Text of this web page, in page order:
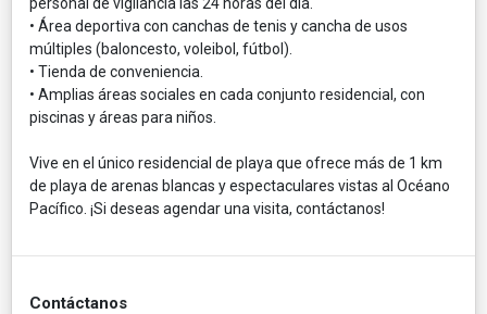
• Área deportiva con canchas de tenis y cancha de usos
múltiples (baloncesto, voleibol, fútbol).
• Tienda de conveniencia.
• Amplias áreas sociales en cada conjunto residencial, con
piscinas y áreas para niños.
Vive en el único residencial de playa que ofrece más de 1 km
de playa de arenas blancas y espectaculares vistas al Océano
Pacífico. ¡Si deseas agendar una visita, contáctanos!
Contáctanos